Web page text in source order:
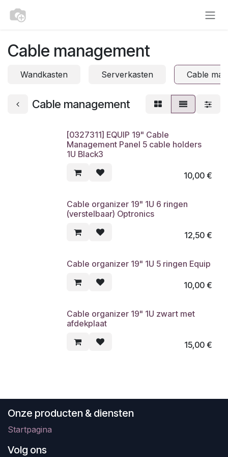
Cable management
Wandkasten Serverkasten Cable
Cable management
[0327311] EQUIP 19" Cable
Management Panel 5 cable holders
1U Black3
10,00€
Cable organizer 19" 1U 6 ringen
(verstelbaar) Optronics
12,50€
Cable organizer 19" 1U 5 ringen Equip
10,00€
Cable organizer 19" 1U zwart met
afdekplaat
15,00€
Onze producten & diensten
Startpagina
Volg ons